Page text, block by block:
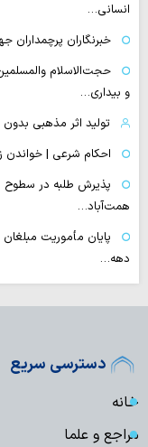
انسانی…
خبرنگاران
حجت‌الاسلام
و بیداری…
تولید اثر مذهبی
احکام شرعی | خواندن
همت‌آباد…
پایان مأموریت
دهه…
دسترسی سریع
خانه
مراجع و علما